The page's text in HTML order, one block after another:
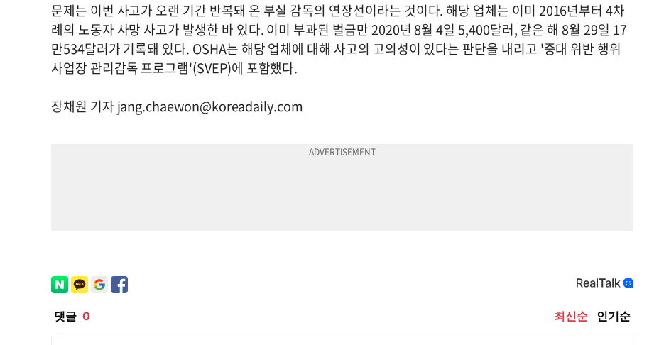
문제는 이번 사고가 오랜 기간 반복돼 온 부실 감독의 연장선이라는 것이다. 해당 업체는 이미 2016년부터 4차
례의 노동자 사망 사고가 발생한 바 있다. 이미 부과된 벌금만 2020년 8월 4일 5,400달러, 같은 해 8월 29일 17
만534달러가 기록돼 있다. OSHA는 해당 업체에 대해 사고의 고의성이 있다는 판단을 내리고 '중대 위반 행위
사업장 관리감독 프로그램'(SVEP)에 포함했다.
장채원 기자 jang.chaewon@koreadaily.com